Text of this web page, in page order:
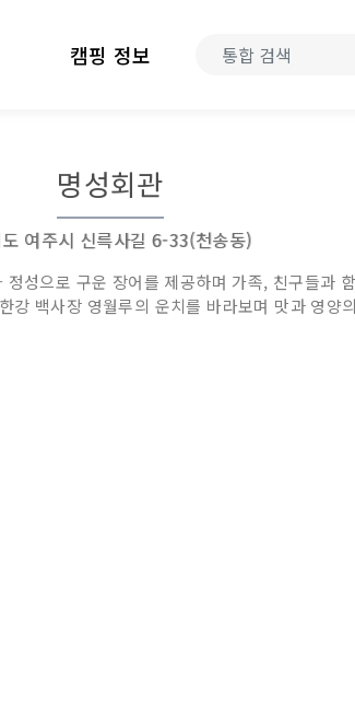
캠핑 정보
명성회관
여주시 신륵사길 6-33(천송동)
성으로 구운 장어를 제공하며 가족, 친구들과
백사장 영월루의 운치를 바라보며 맛과 영양